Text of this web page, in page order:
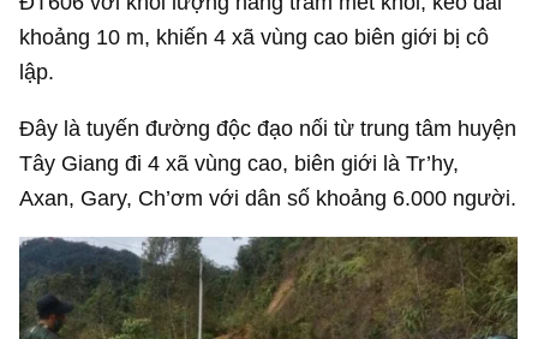
khoảng 10 m, khiến 4 xã vùng cao biên giới bị cô
lập.
Đây là tuyến đường độc đạo nối từ trung tâm huyện
Tây Giang đi 4 xã vùng cao, biên giới là Tr’hy,
Axan, Gary, Ch’ơm với dân số khoảng 6.000 người.